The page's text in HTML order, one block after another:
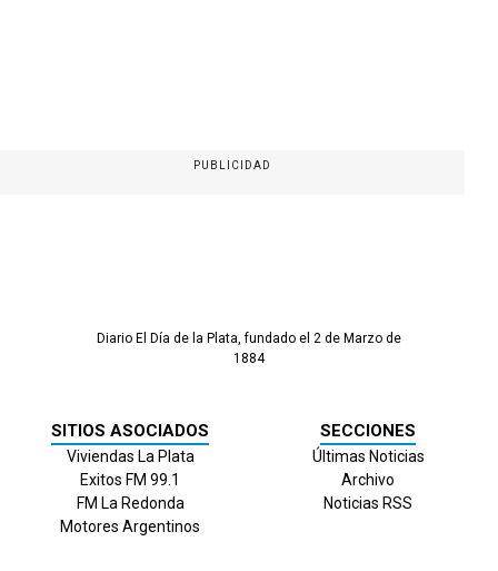
PUBLICIDAD
Diario El Día de la Plata, fundado el 2 de Marzo de
1884
SITIOS ASOCIADOS
Viviendas La Plata
Exitos FM 99.1
FM La Redonda
Motores Argentinos
SECCIONES
Últimas Noticias
Archivo
Noticias RSS